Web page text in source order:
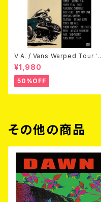
V.A. / Vans Warped Tour '0
3 (DVD)
¥1,980
50%OFF
その他の商品